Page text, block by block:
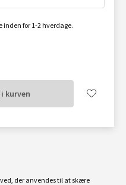
inden for 1-2 hverdage.
kurven
der anvendes til at skære